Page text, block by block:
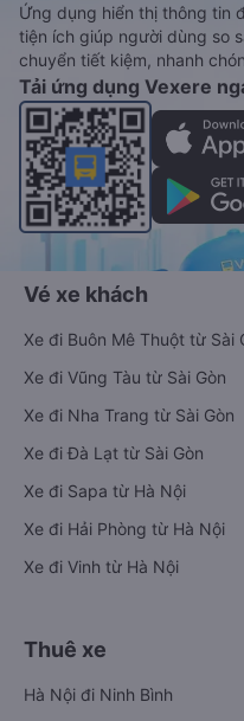
Ứng dụng hiển thị thông tin
tiện ích giúp người dùng so
chuyển tiết kiệm, nhanh
Tải ứng dụng Vexere
Vé xe khách
Xe đi Buôn Mê Thuột từ Sài
Xe đi Vũng Tàu từ Sài Gòn
Xe đi Nha Trang từ Sài Gòn
Xe đi Đà Lạt từ Sài Gòn
Xe đi Sapa từ Hà Nội
Xe đi Hải Phòng từ Hà Nội
Xe đi Vinh từ Hà Nội
Thuê xe
Hà Nội đi Ninh Bình